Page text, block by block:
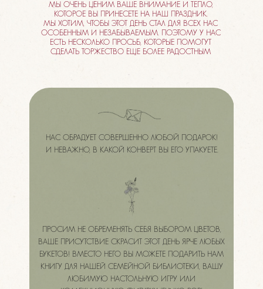
МЫ ОЧЕНЬ ЦЕНИМ ВАШЕ ВНИМАНИЕ И ТЕПЛО,
КОТОРОЕ ВЫ ПРИНЕСЕТЕ НА НАШ ПРАЗДНИК.
МЫ ХОТИМ, ЧТОБЫ ЭТОТ ДЕНЬ СТАЛ ДЛЯ ВСЕХ НАС
ОСОБЕННЫМ И НЕЗАБЫВАЕМЫМ. ПОЭТОМУ У НАС
ЕСТЬ НЕСКОЛЬКО ПРОСЬБ, КОТОРЫЕ ПОМОГУТ
СДЕЛАТЬ ТОРЖЕСТВО ЕЩЕ БОЛЕЕ РАДОСТНЫМ
ПРОСИМ НЕ ОБРЕМЕНЯТЬ СЕБЯ ВЫБОРОМ ЦВЕТОВ,
ВАШЕ ПРИСУТСТВИЕ СКРАСИТ ЭТОТ ДЕНЬ ЯРЧЕ ЛЮБЫХ
БУКЕТОВ! ВМЕСТО НЕГО ВЫ МОЖЕТЕ ПОДАРИТЬ НАМ
КНИГУ ДЛЯ НАШЕЙ СЕМЕЙНОЙ БИБЛИОТЕКИ, ВАШУ
ЛЮБИМУЮ НАСТОЛЬНУЮ ИГРУ ИЛИ
НАС ОБРАДУЕТ СОВЕРШЕННО ЛЮБОЙ ПОДАРОК!
И НЕВАЖНО, В КАКОЙ КОНВЕРТ ВЫ ЕГО УПАКУЕТЕ.